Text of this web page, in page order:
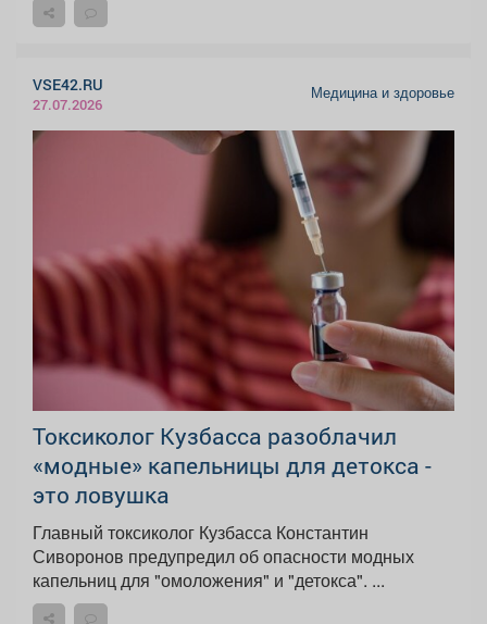
VSE42.RU
27.07.2026
Медицина и здоровье
Токсиколог Кузбасса разоблачил
«модные» капельницы для детокса -
это ловушка
Главный токсиколог Кузбасса Константин
Сиворонов предупредил об опасности модных
капельниц для "омоложения" и "детокса". ...